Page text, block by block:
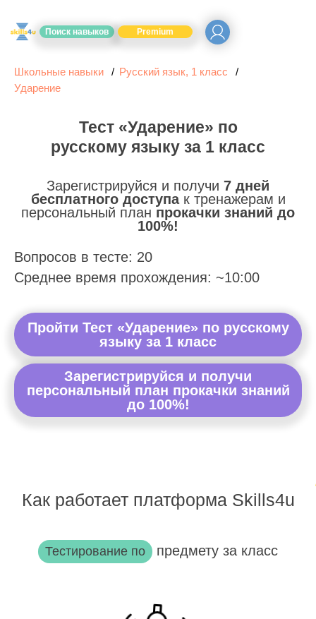
Поиск навыков Premium
Школьные навыки
Русский язык, 1 класс
Ударение
Тест «Ударение» по
русскому языку за 1 класс
Зарегистрируйся и получи 7 дней
бесплатного доступак тренажерам и
персональный план прокачки знаний до
100%!
Вопросов в тесте: 20
Среднее время прохождения: ~10:00
Пройти Тест «Ударение» по русскому
языку за 1 класс
Зарегистрируйся и получи
персональный план прокачки знаний
до 100%!
Как работает платформа Skills4u
Тестирование по предмету за класс